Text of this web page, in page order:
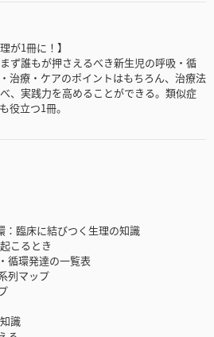
が1冊に！】
ず誰もが押さえるべき新生児の呼吸・循
治療・ケアのポイントはもちろん、治療法
、実践力を高めることができる。類似症
役立つ1冊。
臨床に結びつく生理の知識
こるとき
循環発達の一覧表
列マップ
識